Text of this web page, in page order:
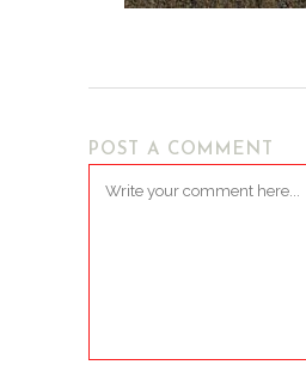
POST A COMMENT